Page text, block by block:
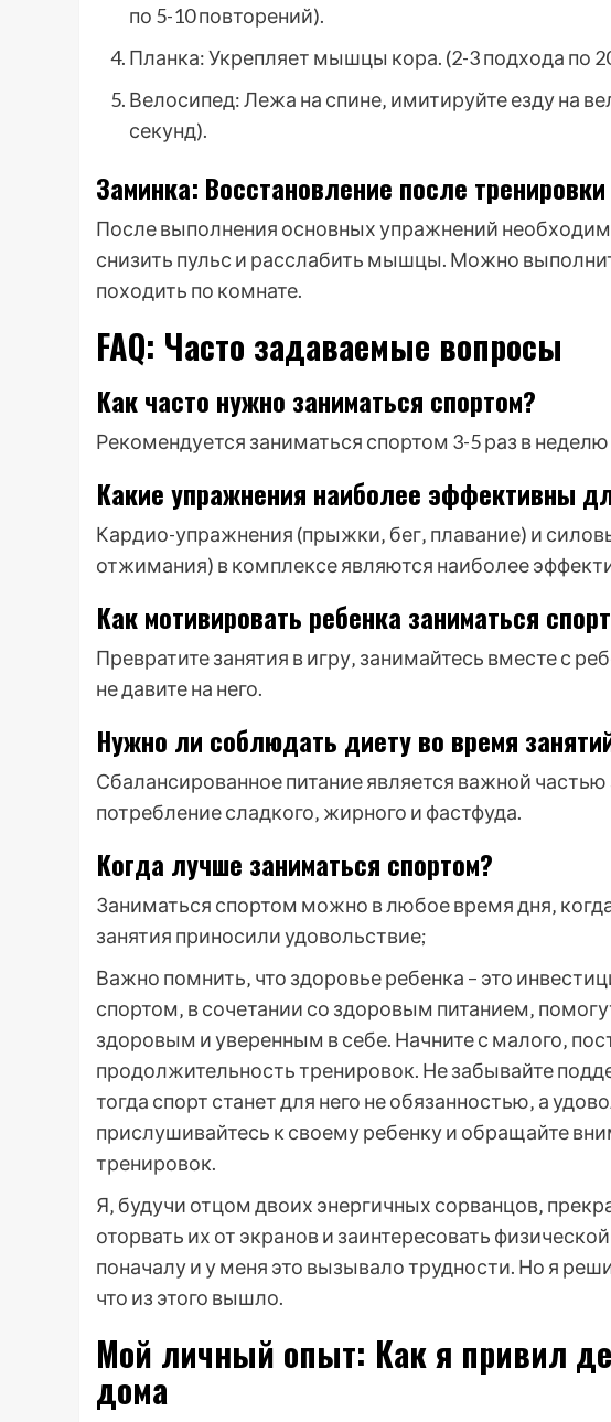
по 5-10 повторений).
Планка: Укрепляет мышцы кора. (2-3 подхода по
Велосипед: Лежа на спине‚ имитируйте езду на
секунд).
Заминка: Восстановление после тренировки
После выполнения основных упражнений
снизить пульс и расслабить мышцы. Можно
походить по комнате.
FAQ: Часто задаваемые вопросы
Как часто нужно заниматься спортом?
Рекомендуется заниматься спортом 3-5 раз в
Какие упражнения наиболее эффективны
Кардио-упражнения (прыжки‚ бег‚ плавание) и
отжимания) в комплексе являются наиболее
Как мотивировать ребенка заниматься
Превратите занятия в игру‚ занимайтесь вместе с
не давите на него.
Нужно ли соблюдать диету во время
Сбалансированное питание является важной
потребление сладкого‚ жирного и фастфуда.
Когда лучше заниматься спортом?
Заниматься спортом можно в любое время дня‚
занятия приносили удовольствие;
Важно помнить‚ что здоровье ребенка – это
спортом‚ в сочетании со здоровым питанием‚
здоровым и уверенным в себе. Начните с малого‚
продолжительность тренировок. Не забывайте
тогда спорт станет для него не обязанностью‚ а
прислушивайтесь к своему ребенку и обращайте
тренировок.
Я‚ будучи отцом двоих энергичных сорванцов‚
оторвать их от экранов и заинтересовать
поначалу и у меня это вызывало трудности. Но я
что из этого вышло.
Мой личный опыт: Как я привил
дома